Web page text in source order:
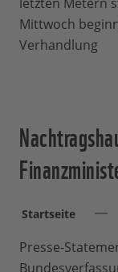
letzten Metern
Mittwoch
Verhandlung
Startseite
Presse-